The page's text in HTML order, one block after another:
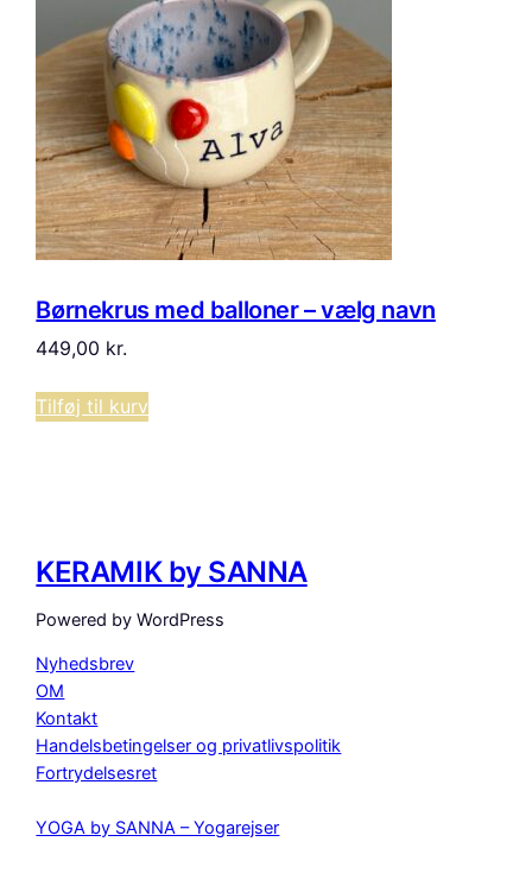
Børnekrus med balloner – vælg navn
449,00 kr.
Tilføj til kurv
KERAMIK by SANNA
Powered by WordPress
Nyhedsbrev
OM
Kontakt
Handelsbetingelser og privatlivspolitik
Fortrydelsesret
YOGA by SANNA – Yogarejser